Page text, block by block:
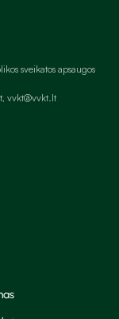
sveikatos apsaugos
vvkt@vvkt.lt